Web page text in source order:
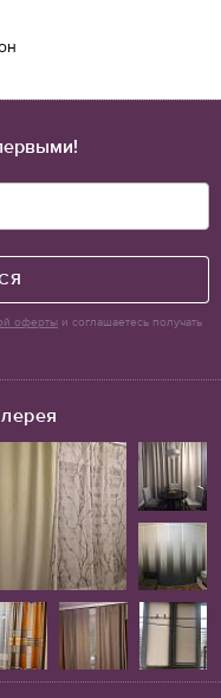
оферты и соглашаетесь получать